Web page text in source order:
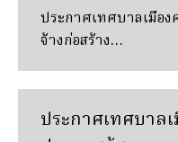
ประกาศเทศบาลเมือง
จ้างก่อสร้าง…
ประกาศเทศบาล